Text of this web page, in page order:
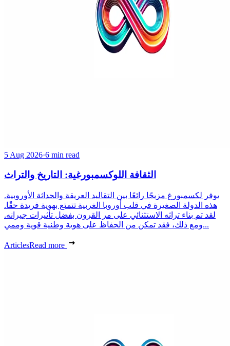
5 Aug 2026·6 min read
الثقافة اللوكسمبورغية: التاريخ والتراث
يوفر لكسمبورغ مزيجًا رائعًا بين التقاليد العريقة والحداثة الأوروبية.
هذه الدولة الصغيرة في قلب أوروبا الغربية تتمتع بهوية فريدة حقًا.
لقد تم بناء تراثه الاستثنائي على مر القرون بفضل تأثيرات جيرانه.
ومع ذلك، فقد تمكن من الحفاظ على هوية وطنية قوية وممي...
ArticlesRead more